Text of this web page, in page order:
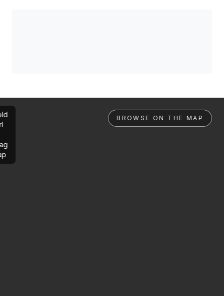
BROWSE ON THE MAP